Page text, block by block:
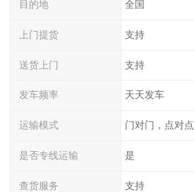
目的地 全国
上门提货 支持
送货上门 支持
发车频率 天天发车
运输模式 门对门，点对点
是否专线运输 是
查货服务 支持